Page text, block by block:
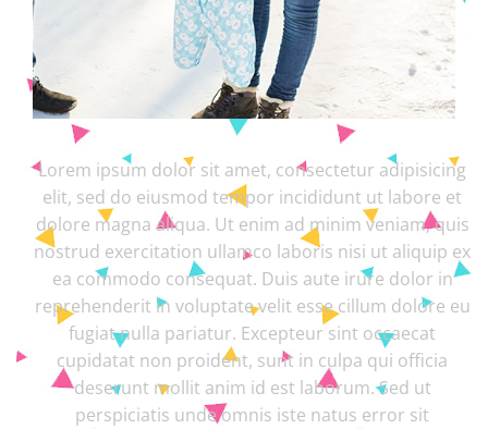
Lorem ipsum dolor sit amet, consectetur adipisicing
elit, sed do eiusmod tempor incididunt ut labore et
dolore magna aliqua. Ut enim ad minim veniam, quis
nostrud exercitation ullamco laboris nisi ut aliquip ex
ea commodo consequat. Duis aute irure dolor in
reprehenderit in voluptate velit esse cillum dolore eu
fugiat nulla pariatur. Excepteur sint occaecat
cupidatat non proident, sunt in culpa qui officia
deserunt mollit anim id est laborum. Sed ut
perspiciatis unde omnis iste natus error sit